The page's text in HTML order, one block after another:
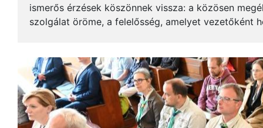
ismerős érzések köszönnek vissza: a közösen
szolgálat öröme, a felelősség, amelyet vezetőként